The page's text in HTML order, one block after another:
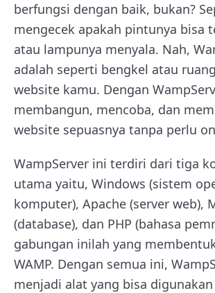
berfungsi dengan baik, bukan?
mengecek apakah pintunya bisa
atau lampunya menyala. Nah,
adalah seperti bengkel atau
website kamu. Dengan
membangun, mencoba, dan
website sepuasnya tanpa perlu
WampServer ini terdiri dari tiga
utama yaitu, Windows (sistem
komputer), Apache (server web),
(database), dan PHP (bahasa
gabungan inilah yang
WAMP. Dengan semua ini,
menjadi alat yang bisa